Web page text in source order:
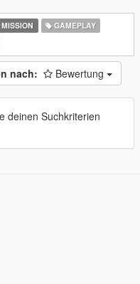
MISSION
GAMEPLAY
nach: Bewertung
deinen Suchkriterien